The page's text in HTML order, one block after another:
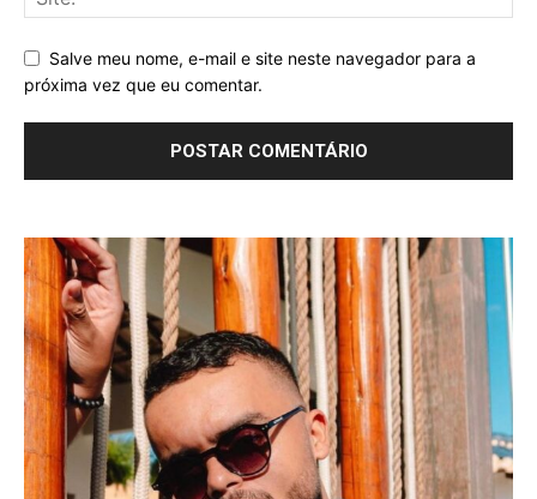
Salve meu nome, e-mail e site neste navegador para a
próxima vez que eu comentar.